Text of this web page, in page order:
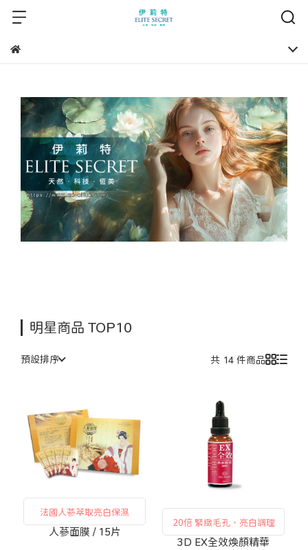
明星商品 TOP10
預設排序 共 14 件商品
法國人蔘萃取亮白保濕
人蔘面膜 / 15片
20倍 緊緻毛孔、亮白調理
3D EX全效煥顏精華